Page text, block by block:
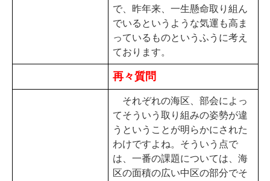
で、昨年来、一生懸命取り組ん
でいるというような気運も高ま
っているものというふうに考え
ております。
再々質問
それぞれの海区、部会によっ
てそういう取り組みの姿勢が違
うということが明らかにされた
わけですよね。そういう点で
は、一番の課題については、海
区の面積の広い中区の部分でそ